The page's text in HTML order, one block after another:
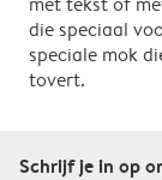
die speciaal
speciale mok
tovert.
Schrijf je in op